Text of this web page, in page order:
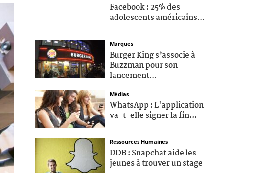
Facebook : 25% des
adolescents américains...
Marques
Burger King s’associe à
Buzzman pour son
lancement...
Médias
WhatsApp : L'application
va-t-elle signer la fin...
Ressources Humaines
DDB : Snapchat aide les
jeunes à trouver un stage